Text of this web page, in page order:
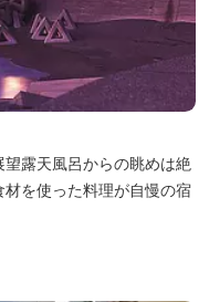
露天風呂からの眺めは絶
を使った料理が自慢の宿